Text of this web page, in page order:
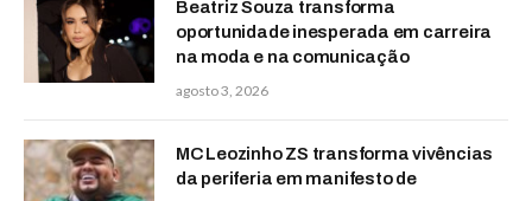
Beatriz Souza transforma
oportunidade inesperada em carreira
na moda e na comunicação
agosto 3, 2026
MC Leozinho ZS transforma vivências
da periferia em manifesto de